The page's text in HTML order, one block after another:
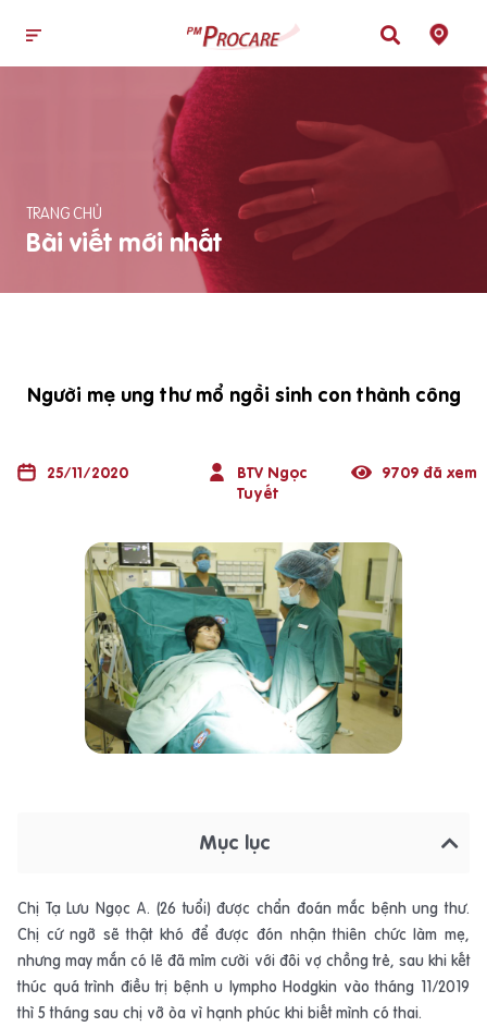
TRANG CHỦ
Bài viết mới nhất
Người mẹ ung thư mổ ngồi sinh con thành công
25/11/2020
BTV Ngọc
Tuyết
9709 đã xem
Mục lục
Chị Tạ Lưu Ngọc A. (26 tuổi) được chẩn đoán mắc bệnh ung thư.
Chị cứ ngỡ sẽ thật khó để được đón nhận thiên chức làm mẹ,
nhưng may mắn có lẽ đã mỉm cười với đôi vợ chồng trẻ, sau khi kết
thúc quá trình điều trị bệnh u lympho Hodgkin vào tháng 11/2019
thì 5 tháng sau chị vỡ òa vì hạnh phúc khi biết mình có thai.